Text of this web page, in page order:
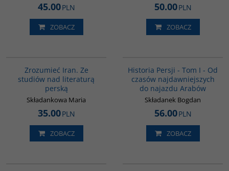
45.00PLN
ZOBACZ
50.00PLN
ZOBACZ
Zrozumieć Iran. Ze
studiów nad literaturą
perską
Składankowa Maria
35.00PLN
ZOBACZ
Historia Persji - Tom I - Od
czasów najdawniejszych
do najazdu Arabów
Składanek Bogdan
56.00PLN
ZOBACZ